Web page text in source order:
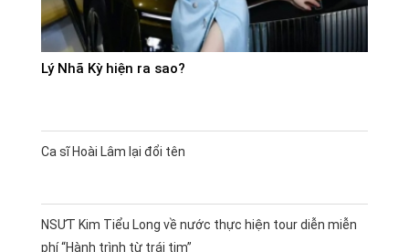
Lý Nhã Kỳ hiện ra sao?
Ca sĩ Hoài Lâm lại đổi tên
NSƯT Kim Tiểu Long về nước thực hiện tour diễn miễn
phí “Hành trình từ trái tim”